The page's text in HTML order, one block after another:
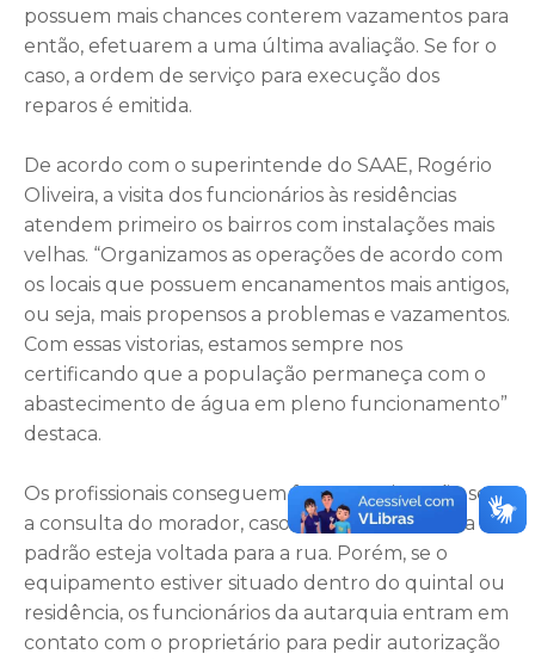
possuem mais chances conterem vazamentos para
então, efetuarem a uma última avaliação. Se for o
caso, a ordem de serviço para execução dos
reparos é emitida.
De acordo com o superintende do SAAE, Rogério
Oliveira, a visita dos funcionários às residências
atendem primeiro os bairros com instalações mais
velhas. “Organizamos as operações de acordo com
os locais que possuem encanamentos mais antigos,
ou seja, mais propensos a problemas e vazamentos.
Com essas vistorias, estamos sempre nos
certificando que a população permaneça com o
abastecimento de água em pleno funcionamento”
destaca.
Os profissionais conseguem fazer a verificação sem
a consulta do morador, caso o cavalete ou caixa
padrão esteja voltada para a rua. Porém, se o
equipamento estiver situado dentro do quintal ou
residência, os funcionários da autarquia entram em
contato com o proprietário para pedir autorização